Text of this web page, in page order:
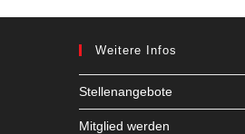
Weitere Infos
Stellenangebote
Mitglied werden